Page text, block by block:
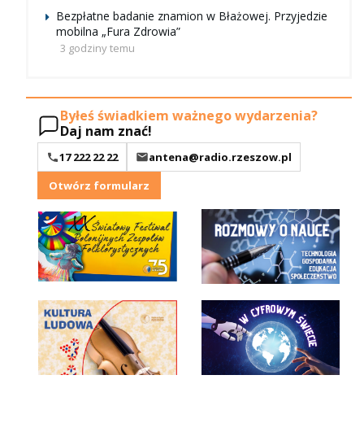
Bezpłatne badanie znamion w Błażowej. Przyjedzie
mobilna „Fura Zdrowia”
3 godziny temu
Byłeś świadkiem ważnego wydarzenia?
Daj nam znać!
17 222 22 22
antena@radio.rzeszow.pl
Otwórz formularz